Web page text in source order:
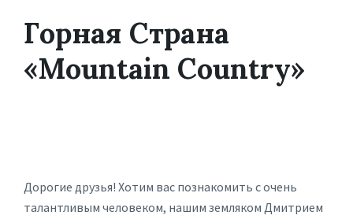
Горная Страна
«Mountain Country»
Дорогие друзья! Хотим вас познакомить с очень
талантливым человеком, нашим земляком Дмитрием